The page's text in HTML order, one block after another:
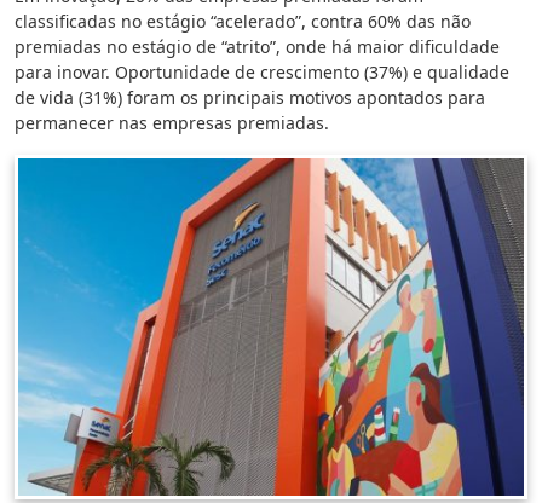
classificadas no estágio “acelerado”, contra 60% das não
premiadas no estágio de “atrito”, onde há maior dificuldade
para inovar. Oportunidade de crescimento (37%) e qualidade
de vida (31%) foram os principais motivos apontados para
permanecer nas empresas premiadas.